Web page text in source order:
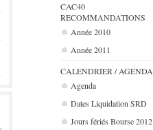
CAC40
RECOMMANDATIONS
Année 2010
Année 2011
CALENDRIER / AGENDA
Agenda
Dates Liquidation SRD
Jours fériés Bourse 2012